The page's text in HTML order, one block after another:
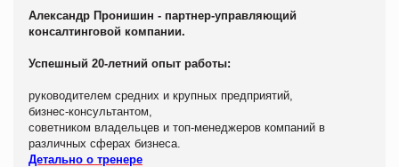
Александр Пронишин - партнер-управляющий
консалтинговой компании.
Успешный 20-летний опыт работы:
руководителем средних и крупных предприятий,
бизнес-консультантом,
cовeтником владельцев и топ-менеджеров компаний в
различных сферах бизнеса.
Детально о тренере